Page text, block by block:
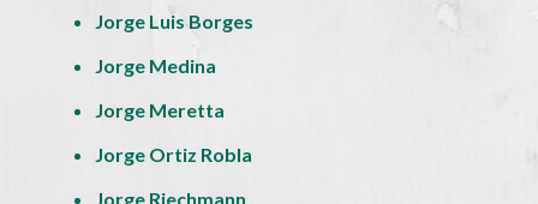
Jorge Luis Borges
Jorge Medina
Jorge Meretta
Jorge Ortiz Robla
Jorge Riechmann